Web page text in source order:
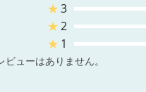
★3
★2
★ 1
ビューはありません。